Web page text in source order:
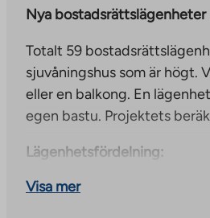
Nya
Totalt 59
sjuvåningshus som är högt.
eller en balkong. En
egen bastu. Projektets
Lägenhetsfördelning:
2h+kt, 40,0–45,0 m² (19
Visa mer